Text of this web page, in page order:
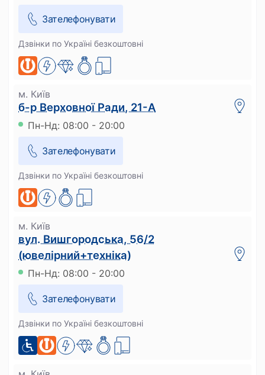
Зателефонувати
Дзвінки по Україні безкоштовні
м. Київ
б-р Верховної Ради, 21-А
Пн-Нд: 08:00 - 20:00
Зателефонувати
Дзвінки по Україні безкоштовні
м. Київ
вул. Вишгородська, 56/2
(ювелірний+техніка)
Пн-Нд: 08:00 - 20:00
Зателефонувати
Дзвінки по Україні безкоштовні